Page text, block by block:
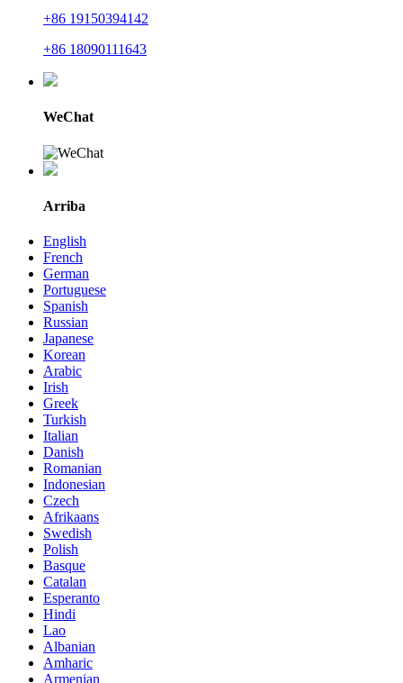
+86 19150394142
+86 18090111643
WeChat
Arriba
English
French
German
Portuguese
Spanish
Russian
Japanese
Korean
Arabic
Irish
Greek
Turkish
Italian
Danish
Romanian
Indonesian
Czech
Afrikaans
Swedish
Polish
Basque
Catalan
Esperanto
Hindi
Lao
Albanian
Amharic
Armenian